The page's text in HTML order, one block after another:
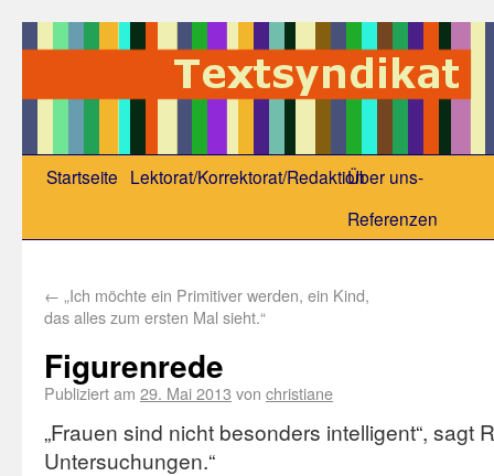
Startseite Lektorat/Korrektorat/RedaktionÜber uns-
Referenzen
← „Ich möchte ein Primitiver werden, ein Kind,
das alles zum ersten Mal sieht.“
Figurenrede
Publiziert am 29. Mai 2013 von christiane
„Frauen sind nicht besonders intelligent“, sagt
Untersuchungen.“